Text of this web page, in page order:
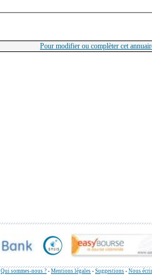
Pour modifier ou complèter cet
Qui sommes-nous ? - Mentions légales - Suggestions - Nous